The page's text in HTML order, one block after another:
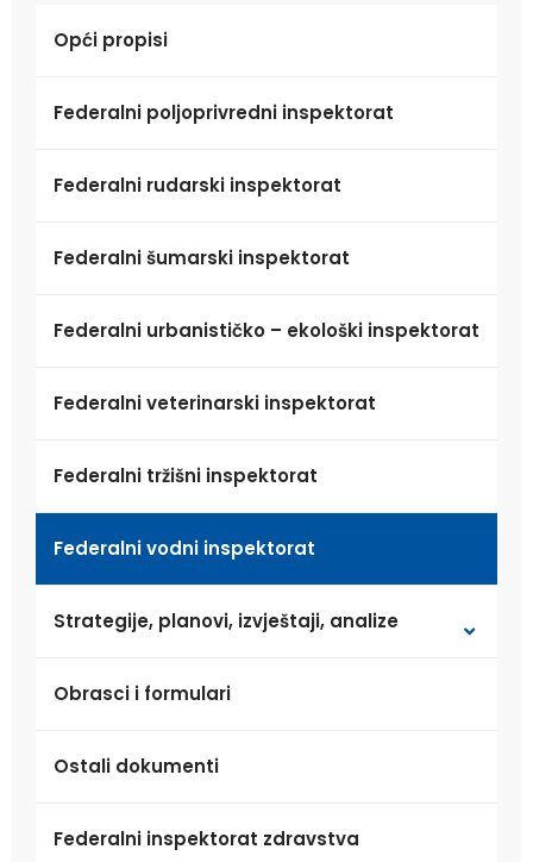
Opći propisi
Federalni poljoprivredni inspektorat
Federalni rudarski inspektorat
Federalni šumarski inspektorat
Federalni urbanističko – ekološki inspektorat
Federalni veterinarski inspektorat
Federalni tržišni inspektorat
Federalni vodni inspektorat
Strategije, planovi, izvještaji, analize
Obrasci i formulari
Ostali dokumenti
Federalni inspektorat zdravstva